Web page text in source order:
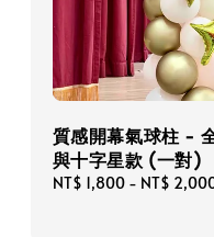
質感開幕氣球柱 -
與十字星款 (一對)
Regular
NT$ 1,800- NT$